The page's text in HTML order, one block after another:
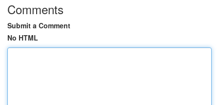
Comments
Submit a Comment
No HTML